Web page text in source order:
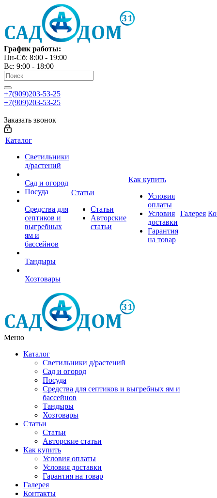
График работы:
Пн-Сб: 8:00 - 19:00
Вс: 9:00 - 18:00
+7(909)203-53-25
+7(909)203-53-25
Заказать звонок
Каталог
Светильники
д/растений
Сад и огород
Посуда
Средства для
септиков и
выгребных
ям и
бассейнов
Тандыры
Хозтовары
Статьи
Статьи
Авторские
статьи
Как купить
Условия
оплаты
Условия
доставки
Гарантия
на товар
Галерея
Меню
Каталог
Светильники д/растений
Сад и огород
Посуда
Средства для септиков и выгребных ям и
бассейнов
Тандыры
Хозтовары
Статьи
Статьи
Авторские статьи
Как купить
Условия оплаты
Условия доставки
Гарантия на товар
Галерея
Контакты